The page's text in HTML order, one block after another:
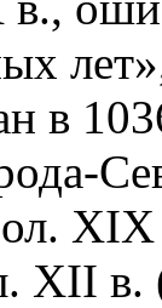
в
XIX
XII в.